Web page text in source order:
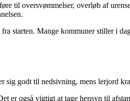
til oversvømmelser, overløb af
starten. Mange kommuner stiller i
sig godt til nedsivning, mens lerjord
er også vigtigt at tage hensyn til